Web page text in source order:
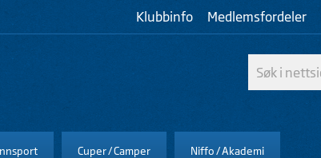
Klubbinfo Medlemsfordeler
Cuper / Camper Niffo / Akademi